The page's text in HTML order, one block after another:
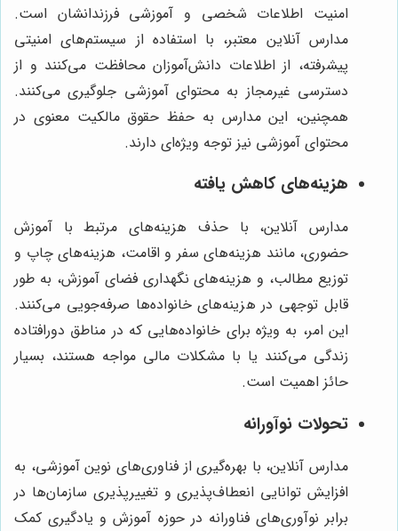
امنیت اطلاعات شخصی و آموزشی فرزندانشان است.
مدارس آنلاین معتبر، با استفاده از سیستم‌های امنیتی
پیشرفته، از اطلاعات دانش‌آموزان محافظت می‌کنند و از
دسترسی غیرمجاز به محتوای آموزشی جلوگیری می‌کنند.
همچنین، این مدارس به حفظ حقوق مالکیت معنوی در
محتوای آموزشی نیز توجه ویژه‌ای دارند.
هزینه‌های کاهش یافته
مدارس آنلاین، با حذف هزینه‌های مرتبط با آموزش
حضوری، مانند هزینه‌های سفر و اقامت، هزینه‌های چاپ و
توزیع مطالب، و هزینه‌های نگهداری فضای آموزش، به طور
قابل توجهی در هزینه‌های خانواده‌ها صرفه‌جویی می‌کنند.
این امر، به ویژه برای خانواده‌هایی که در مناطق دورافتاده
زندگی می‌کنند یا با مشکلات مالی مواجه هستند، بسیار
حائز اهمیت است.
تحولات نوآورانه
مدارس آنلاین، با بهره‌گیری از فناوری‌های نوین آموزشی، به
افزایش توانایی انعطاف‌پذیری و تغییرپذیری سازمان‌ها در
برابر نوآوری‌های فناورانه در حوزه آموزش و یادگیری کمک